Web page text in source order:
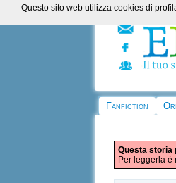
Fanfiction
Questa storia
Per leggerla è
Questo sito web utilizza cookies di